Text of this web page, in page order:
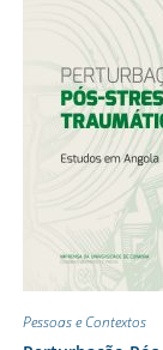
Pessoas e Contextos